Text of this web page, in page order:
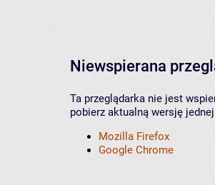
Niewspierana
Ta przeglądarka nie jest
pobierz aktualną wersję
Mozilla Firefox
Google Chrome